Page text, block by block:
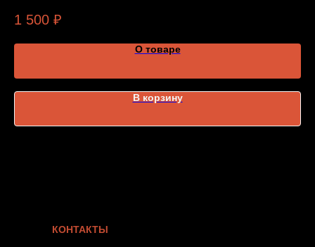
1 500 ₽
О товаре
В корзину
КОНТАКТЫ